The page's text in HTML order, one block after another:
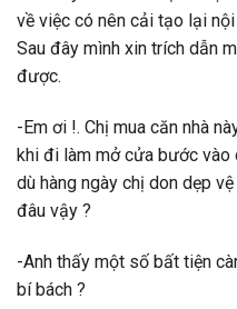
về việc có nên cải tạo lại
Sau đây mình xin trích dẫn
được.
-Em ơi !. Chị mua căn nhà
khi đi làm mở cửa bước vào
dù hàng ngày chị don dẹp
đâu vậy ?
-Anh thấy một số bất tiện
bí bách ?